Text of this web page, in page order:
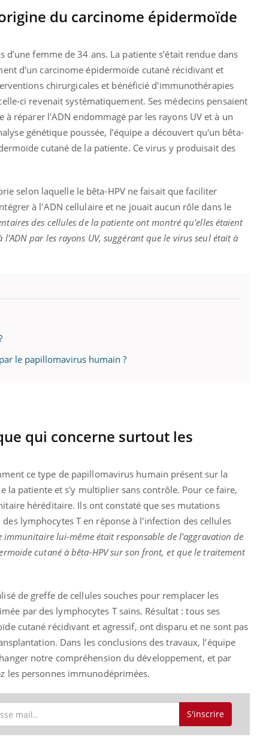
du carcinome épidermoïde
femme de 34 ans. La patiente s’était rendue dans
d'un carcinome épidermoïde cutané récidivant et
chirurgicales et bénéficié d'immunothérapies
ci revenait systématiquement. Ses médecins pensaient
réparer l'ADN endommagé par les rayons UV et à un
génétique poussée, l’équipe a découvert qu'un bêta-
cutané de la patiente. Ce virus y produisait des
selon laquelle le bêta-HPV ne faisait que faciliter
à l'ADN cellulaire et ne jouait aucun rôle dans le
des cellules de la patiente ont montré qu'elles étaient
par les rayons UV, suggérant que le virus seul était à
le papillomavirus humain ?
qui concerne surtout les
ce type de papillomavirus humain présent sur la
la patiente et s'y multiplier sans contrôle. Pour ce faire,
héréditaire. Ils ont constaté que ses mutations
lymphocytes T en réponse à l'infection des cellules
immunitaire lui-même était responsable de l'aggravation de
cutané à bêta-HPV sur son front, et que le traitement
de greffe de cellules souches pour remplacer les
par des lymphocytes T sains. Résultat : tous ses
cutané récidivant et agressif, ont disparu et ne sont pas
Dans les conclusions des travaux, l’équipe
notre compréhension du développement, et par
les personnes immunodéprimées.
S'inscrire
pour
mental ou
de la
ce qui la rend
osait en parler??Youtube
En 2026, l'insuline dans le diabète de type 2
reste entourée d'idées reçues chez les
patients comme parfois chez les soignants.